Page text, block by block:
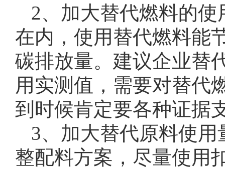
2、加大替代燃料的
在内，使用替代燃料能
碳排放量。建议企业替
用实测值，需要对替代
到时候肯定要各种证据
3、加大替代原料使
整配料方案，尽量使用